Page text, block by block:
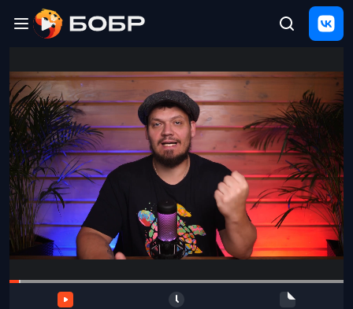
ЩЕЛЧОК
2026
Полезные
материалы
Проверка
сочинений
Тех
поддержка
и